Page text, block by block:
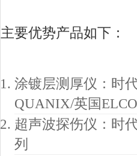
主要优势产品如下：
涂镀层测厚仪：时
QUANIX/英国
超声波探伤仪：时
列